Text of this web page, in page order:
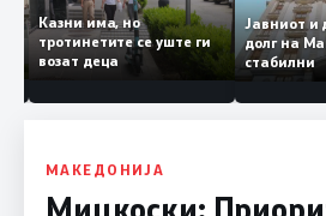
Казни има, но
тротинетите се уште ги
возат деца
долг на
МАКЕДОНИЈА